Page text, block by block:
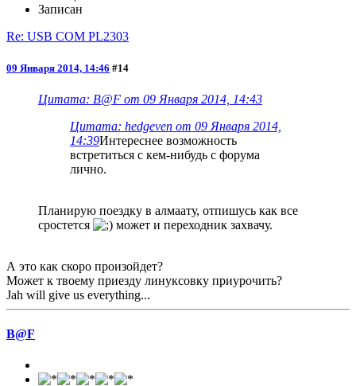
Записан
Re: USB COM PL2303
09 Января 2014, 14:46 #14
Цитата: B@F от 09 Января 2014, 14:43
Цитата: hedgeven от 09 Января 2014,
14:39Интереснее возможность
встретиться с кем-нибудь с форума
лично.
Планирую поездку в алмаату, отпишусь как все
сростется
может и переходник захвачу.
А это как скоро произойдет?
Может к твоему приезду линуксовку приурочить?
Jah will give us everything...
B@F